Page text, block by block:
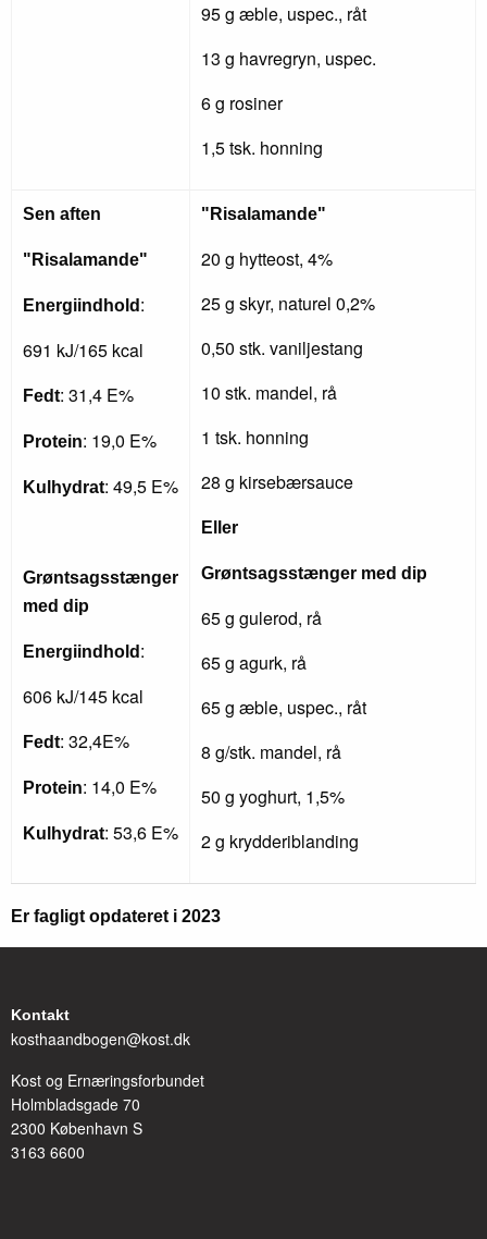
95 g æble, uspec., råt
13 g havregryn, uspec.
6 g rosiner
1,5 tsk. honning
Sen aften
"Risalamande"
Energiindhold :
691 kJ/165 kcal
Fedt: 31,4 E%
Protein: 19,0 E%
Kulhydrat: 49,5 E%
Grøntsagsstænger
med dip
Energiindhold :
606 kJ/145 kcal
Fedt: 32,4E%
Protein: 14,0 E%
Kulhydrat: 53,6 E%
"Risalamande"
20 g hytteost, 4%
25 g skyr, naturel 0,2%
0,50 stk. vaniljestang
10 stk. mandel, rå
1 tsk. honning
28 g kirsebærsauce
Eller
Grøntsagsstænger med dip
65 g gulerod, rå
65 g agurk, rå
65 g æble, uspec., råt
8 g/stk. mandel, rå
50 g yoghurt, 1,5%
2 g krydderiblanding
Er fagligt opdateret i 2023
Kontakt
kosthaandbogen@kost.dk
Kost og Ernæringsforbundet
Holmbladsgade 70
2300 København S
3163 6600